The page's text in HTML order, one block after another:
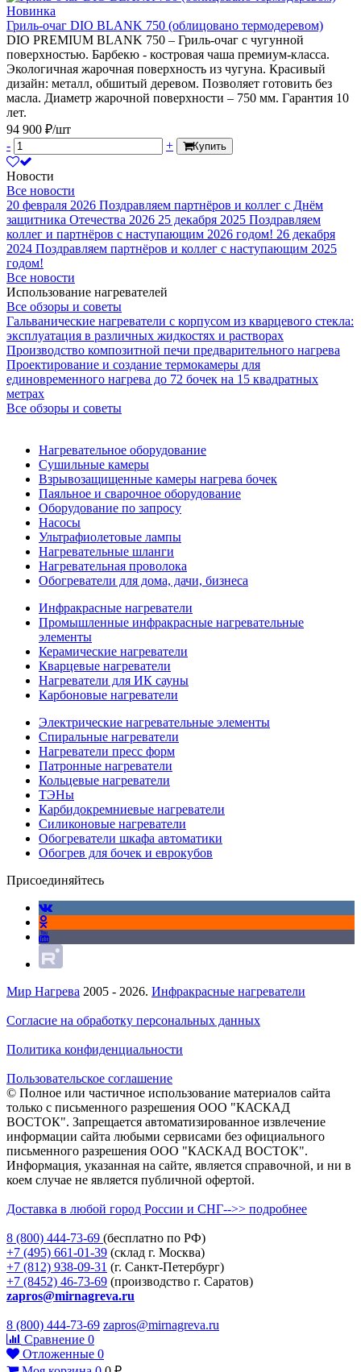
Новинка
Гриль-очаг DIO BLANK 750 (облицовано термодеревом)
DIO PREMIUM BLANK 750 – Гриль-очаг с чугунной
поверхностью. Барбекю - костровая чаша премиум-класса.
Экологичная жарочная поверхность из чугуна. Красивый
дизайн: металл, обшитый деревом. Позволяет готовить без
масла. Диаметр жарочной поверхности – 750 мм. Гарантия 10
лет.
94 900 ₽/шт
-
+ Купить
Новости
Все новости
20 февраля 2026 Поздравляем партнёров и коллег с Днём
защитника Отечества 2026 25 декабря 2025 Поздравляем
коллег и партнёров с наступающим 2026 годом! 26 декабря
2024 Поздравляем партнёров и коллег с наступающим 2025
годом!
Все новости
Использование нагревателей
Все обзоры и советы
Гальванические нагреватели с корпусом из кварцевого стекла:
эксплуатация в различных жидкостях и растворах
Производство композитной печи предварительного нагрева
Проектирование и создание термокамеры для
единовременного нагрева до 72 бочек на 15 квадратных
метрах
Все обзоры и советы
Нагревательное оборудование
Сушильные камеры
Взрывозащищенные камеры нагрева бочек
Паяльное и сварочное оборудование
Оборудование по запросу
Насосы
Ультрафиолетовые лампы
Нагревательные шланги
Нагревательная проволока
Обогреватели для дома, дачи, бизнеса
Инфракрасные нагреватели
Промышленные инфракрасные нагревательные
элементы
Керамические нагреватели
Кварцевые нагреватели
Нагреватели для ИК сауны
Карбоновые нагреватели
Электрические нагревательные элементы
Спиральные нагреватели
Нагреватели пресс форм
Патронные нагреватели
Кольцевые нагреватели
ТЭНы
Карбидокремниевые нагреватели
Силиконовые нагреватели
Обогреватели шкафа автоматики
Обогрев для бочек и еврокубов
Присоединяйтесь
Мир Нагрева 2005 - 2026. Инфракрасные нагреватели
Согласие на обработку персональных данных
Политика конфиденциальности
Пользовательское соглашение
© Полное или частичное использование материалов сайта
только с письменного разрешения ООО "КАСКАД
ВОСТОК". Запрещается автоматизированное извлечение
информации сайта любыми сервисами без официального
письменного разрешения ООО "КАСКАД ВОСТОК".
Информация, указанная на сайте, является справочной, и ни в
коем случае не является публичной офертой.
Доставка в любой город России и СНГ-->> подробнее
8 (800) 444-73-69 (бесплатно по РФ)
+7 (495) 661-01-39 (склад г. Москва)
+7 (812) 938-09-31 (г. Санкт-Петербург)
+7 (8452) 46-73-69 (производство г. Саратов)
zapros@mirnagreva.ru
8 (800) 444-73-69 zapros@mirnagreva.ru
Сравнение 0
Отложенные 0